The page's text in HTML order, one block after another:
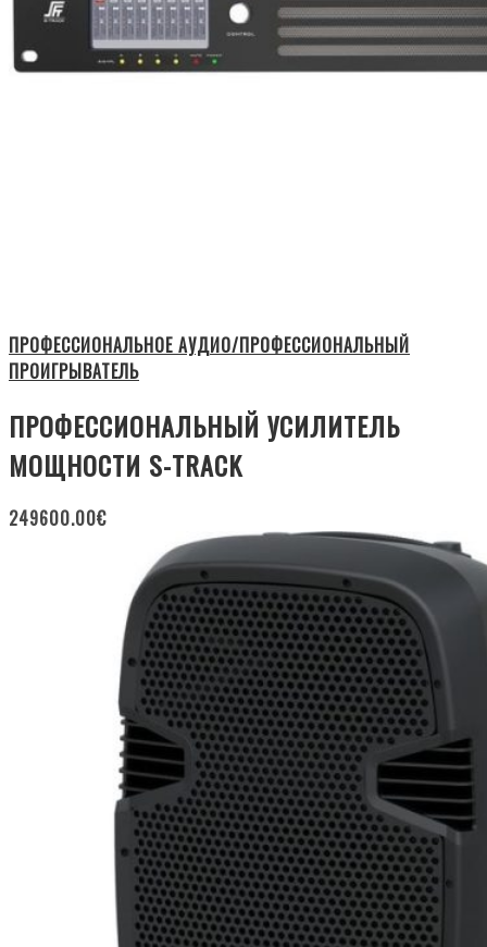
ПРОФЕССИОНАЛЬНОЕ АУДИО/ПРОФЕССИОНАЛЬНЫЙ
ПРОИГРЫВАТЕЛЬ
ПРОФЕССИОНАЛЬНЫЙ УСИЛИТЕЛЬ
МОЩНОСТИ S-TRACK
249600.00€